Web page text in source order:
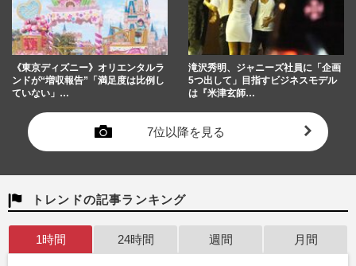
《東京ディズニー》オリエンタルラ
ンドが“増収報告”「満足度は比例し
ていない」…
滝沢秀明、ジャニーズ社員に「企画
5つ出して」目指すビジネスモデル
は『米津玄師…
7位以降を見る
トレンドの記事ランキング
1時間 24時間 週間 月間